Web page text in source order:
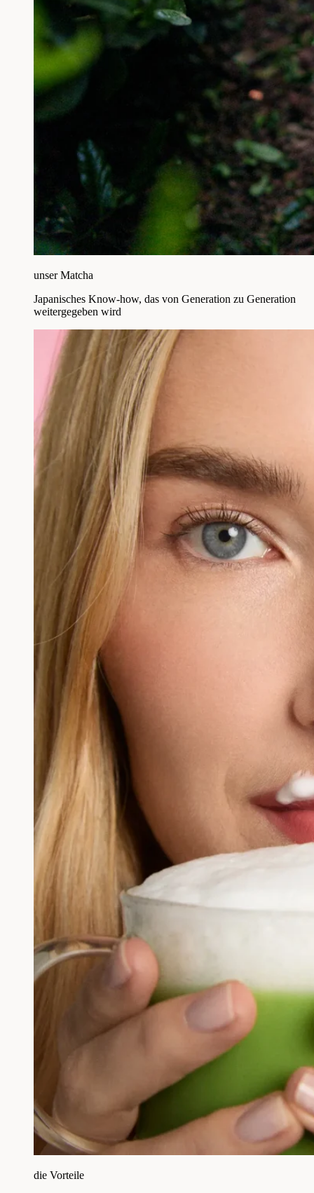
unser Matcha
Japanisches Know-how, das von Generation zu Generation
weitergegeben wird
die Vorteile